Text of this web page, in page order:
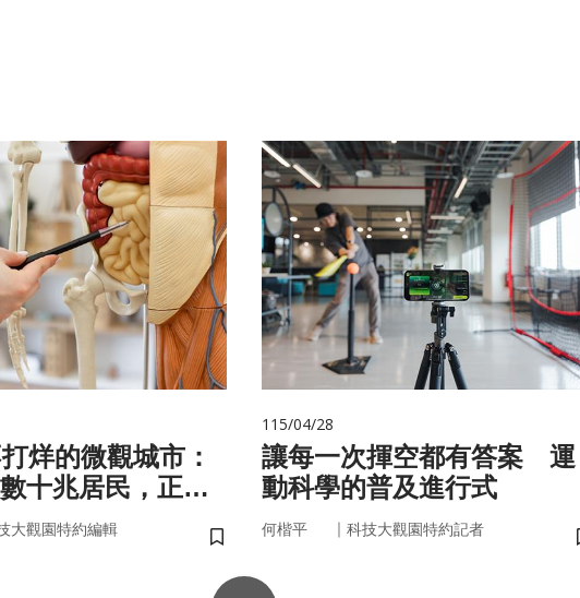
烊的微觀城市：
十兆居民，正悄
大腦與健康
大觀園特約編輯
儲存書籤
115/04/28
讓每一次揮空都有答案 運
動科學的普及進行式
何楷平 ｜ 科技大觀園特約記者